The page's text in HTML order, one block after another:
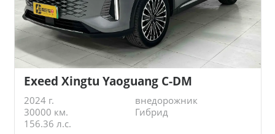
Exeed Xingtu Yaoguang C-DM
2024 г.
внедорожник
30000 км.
Гибрид
156.36 л.с.